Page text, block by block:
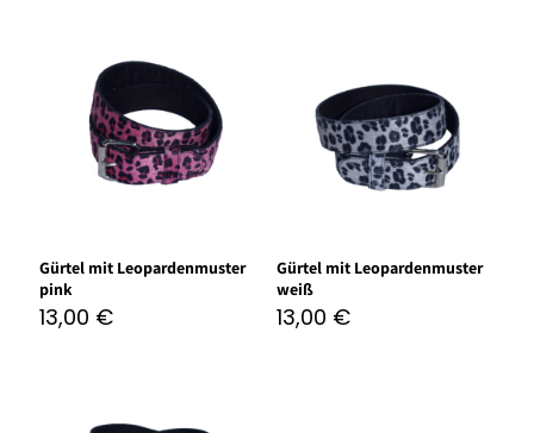
Gürtel mit Leopardenmuster
pink
13,00 €
Gürtel mit Leopardenmuster
weiß
13,00 €